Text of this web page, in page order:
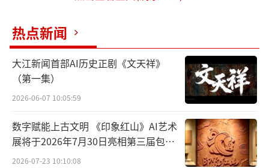
热点新闻
大江新闻首部AI历史正剧《文天祥》
（第一集）
2026-06-07 10:05:59
数字赋能上古文明 《印象红山》AI艺术
展将于2026年7月30日亮相第三届包头
艺博会
2026-07-23 10:10:08